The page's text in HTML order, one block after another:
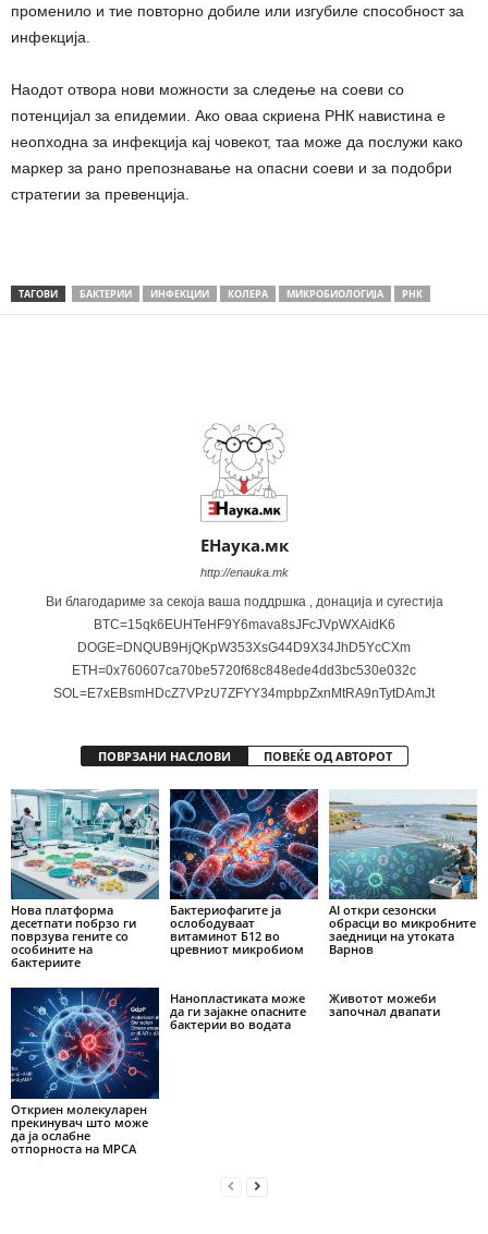
променило и тие повторно добиле или изгубиле способност за
инфекција.
Наодот отвора нови можности за следење на соеви со
потенцијал за епидемии. Ако оваа скриена РНК навистина е
неопходна за инфекција кај човекот, таа може да послужи како
маркер за рано препознавање на опасни соеви и за подобри
стратегии за превенција.
ТАГОВИ БАКТЕРИИ ИНФЕКЦИИ КОЛЕРА МИКРОБИОЛОГИЈА РНК
ЕНаука.мк
http://enauka.mk
Ви благодариме за секоја ваша поддршка , донација и сугестија
BTC=15qk6EUHTeHF9Y6mava8sJFcJVpWXAidK6
DOGE=DNQUB9HjQKpW353XsG44D9X34JhD5YcCXm
ETH=0x760607ca70be5720f68c848ede4dd3bc530e032c
SOL=E7xEBsmHDcZ7VPzU7ZFYY34mpbpZxnMtRA9nTytDAmJt
ПОВРЗАНИ НАСЛОВИ ПОВЕЌЕ ОД АВТОРОТ
Нова платформа
десетпати побрзо ги
поврзува гените со
особините на
бактериите
Бактериофагите ја
ослободуваат
витаминот Б12 во
цревниот микробиом
AI откри сезонски
обрасци во микробните
заедници на утоката
Варнов
Откриен молекуларен
прекинувач што може
да ја ослабне
отпорноста на МРСА
Нанопластиката може
да ги зајакне опасните
бактерии во водата
Животот можеби
започнал двапати